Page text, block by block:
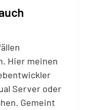
Hier meinen
Server oder
Gemeint